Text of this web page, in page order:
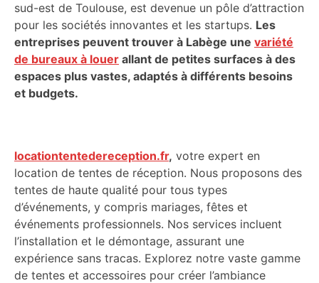
sud-est de Toulouse, est devenue un pôle d’attraction
pour les sociétés innovantes et les startups. Les
entreprises peuvent trouver à Labège une variété
de bureaux à louer allant de petites surfaces à des
espaces plus vastes, adaptés à différents besoins
et budgets.
locationtentedereception.fr, votre expert en
location de tentes de réception. Nous proposons des
tentes de haute qualité pour tous types
d’événements, y compris mariages, fêtes et
événements professionnels. Nos services incluent
l’installation et le démontage, assurant une
expérience sans tracas. Explorez notre vaste gamme
de tentes et accessoires pour créer l’ambiance